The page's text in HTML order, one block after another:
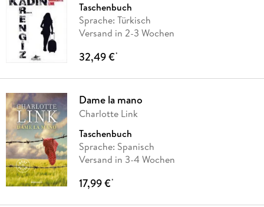
Taschenbuch
Sprache: Türkisch
Versand in 2-3 Wochen
32,49 €*
Dame la mano
Charlotte Link
Taschenbuch
Sprache: Spanisch
Versand in 3-4 Wochen
17,99 €*